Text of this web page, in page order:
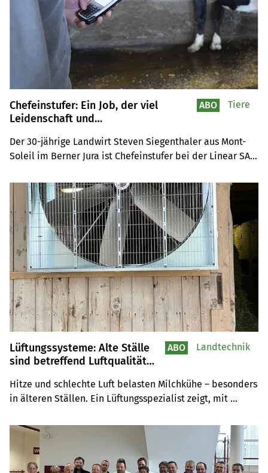
Chefeinstufer: Ein Job, der viel
Leidenschaft und
Der 30-jährige Landwirt Steven Siegenthaler aus Mont-
Soleil im Berner Jura ist Chefeinstufer bei der Linear SA.
Exterieur der Kuh und lebt mit viel Leidenschaft und
Neutralität seinen Traumjob.
ABO Tiere
Lüftungssysteme: Alte Ställe
sind betreffend Luftqualität
Hitze und schlechte Luft belasten Milchkühe – besonders
in älteren Ställen. Ein Lüftungsspezialist zeigt, mit
und was die häufigsten Fehler sind.
ABO Landtechnik